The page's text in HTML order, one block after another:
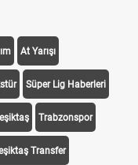
At Yarışı
Süper Lig Haberleri
Trabzonspor
Transfer